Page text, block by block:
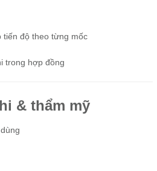
tiến độ theo từng mốc
trong hợp đồng
& thẩm mỹ